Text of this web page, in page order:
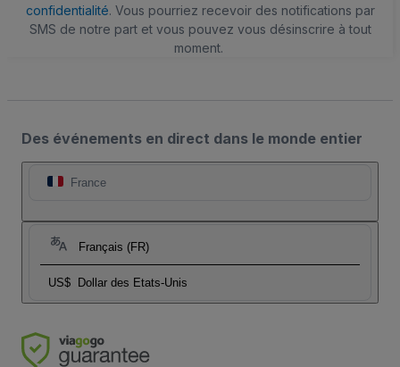
confidentialité. Vous pourriez recevoir des notifications par
SMS de notre part et vous pouvez vous désinscrire à tout
moment.
Des événements en direct dans le monde entier
France
Français (FR)
US$ Dollar des Etats-Unis